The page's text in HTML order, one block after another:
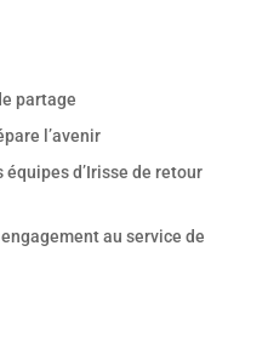
partage
l’avenir
d’Irisse de retour
au service de